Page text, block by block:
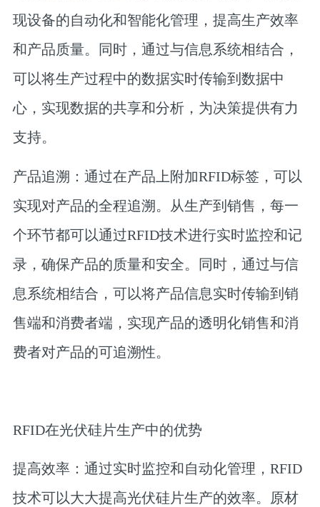
现设备的自动化和智能化管理，提高生产效率
和产品质量。同时，通过与信息系统相结合，
可以将生产过程中的数据实时传输到数据中
心，实现数据的共享和分析，为决策提供有力
支持。
产品追溯：通过在产品上附加RFID标签，可以
实现对产品的全程追溯。从生产到销售，每一
个环节都可以通过RFID技术进行实时监控和记
录，确保产品的质量和安全。同时，通过与信
息系统相结合，可以将产品信息实时传输到销
售端和消费者端，实现产品的透明化销售和消
费者对产品的可追溯性。
RFID在光伏硅片生产中的优势
提高效率：通过实时监控和自动化管理，RFID
技术可以大大提高光伏硅片生产的效率。原材